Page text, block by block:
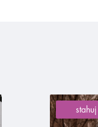
stahuj